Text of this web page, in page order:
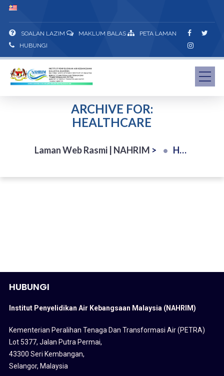
SOALAN LAZIM MAKLUM BALAS
PETA LAMAN
HUBUNGI
ARCHIVE FOR:
HEALTHCARE
Laman Web Rasmi | NAHRIM > Healthcare
HUBUNGI
Institut Penyelidikan Air Kebangsaan Malaysia (NAHRIM)
Kementerian Peralihan Tenaga Dan Transformasi Air (PETRA)
Lot 5377, Jalan Putra Permai,
43300 Seri Kembangan,
Selangor, Malaysia